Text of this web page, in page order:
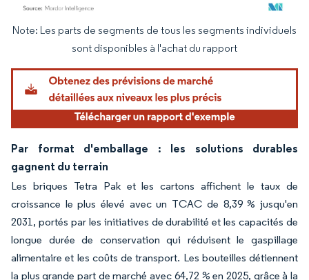
Image © Mordor Intelligence. La réutilisation nécessite une attribution sous CC BY
Note: Les parts de segments de tous les segments individuels
sont disponibles à l'achat du rapport
Par format d'emballage : les solutions durables
gagnent du terrain
Les briques Tetra Pak et les cartons affichent le taux de
croissance le plus élevé avec un TCAC de 8,39 % jusqu'en
2031, portés par les initiatives de durabilité et les capacités de
longue durée de conservation qui réduisent le gaspillage
alimentaire et les coûts de transport. Les bouteilles détiennent
la plus grande part de marché avec 64,72 % en 2025, grâce à la